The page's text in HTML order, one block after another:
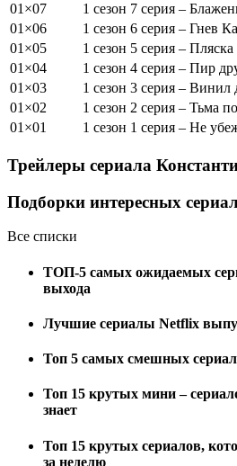
01×07
1 сезон 7 серия –
01×06
1 сезон 6 серия – Гнев
01×05
1 сезон 5 серия – Пляска
01×04
1 сезон 4 серия – Пир
01×03
1 сезон 3 серия – Винил
01×02
1 сезон 2 серия – Тьма
01×01
1 сезон 1 серия – Не
Трейлеры сериала
Подборки интересных
Все списки
ТОП-5 самых ожидаемых
выхода
Лучшие сериалы Netflix
Топ 5 самых смешных
Топ 15 крутых мини –
знает
Топ 15 крутых сериалов,
за неделю